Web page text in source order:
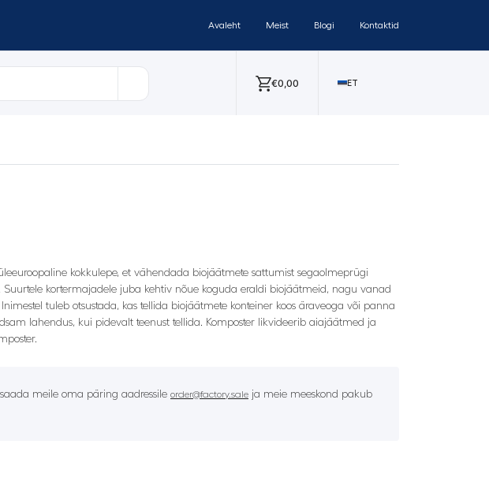
Avaleht Meist Blogi Kontaktid
€0,00 ET
kokkulepe, et vähendada biojäätmete sattumist segaolmeprügi
Suurtele kortermajadele juba kehtiv nõue koguda eraldi biojäätmeid, nagu vanad
tuleb otsustada, kas tellida biojäätmete konteiner koos äraveoga või panna
lahendus, kui pidevalt teenust tellida. Komposter likvideerib aiajäätmed ja
meile oma päring aadressile order@factory.sale ja meie meeskond pakub